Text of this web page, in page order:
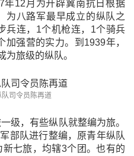
年12月为开辟冀南抗日根据
为八路军最早成立的纵队之
兵连，1个机枪连，1个骑兵
强营的实力。到1939年，
为旅级的纵队。
司令员陈再道
级，有些纵队就整编为旅。
部队进行整编，原青年纵队
七旅，均辖3个团。也有的